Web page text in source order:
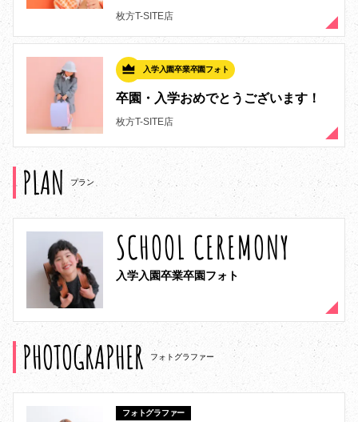
枚方T-SITE店
入学入園卒業卒園フォト
卒園・入学おめでとうございます！
枚方T-SITE店
PLAN プラン
SCHOOL CEREMONY
入学入園卒業卒園フォト
PHOTOGRAPHER フォトグラファー
フォトグラファー